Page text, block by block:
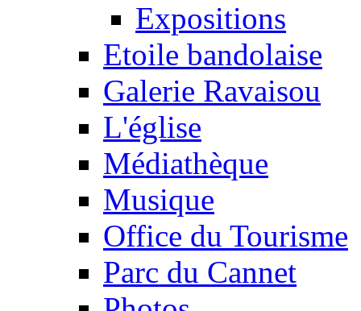
Expositions
Etoile bandolaise
Galerie Ravaisou
L'église
Médiathèque
Musique
Office du Tourisme
Parc du Cannet